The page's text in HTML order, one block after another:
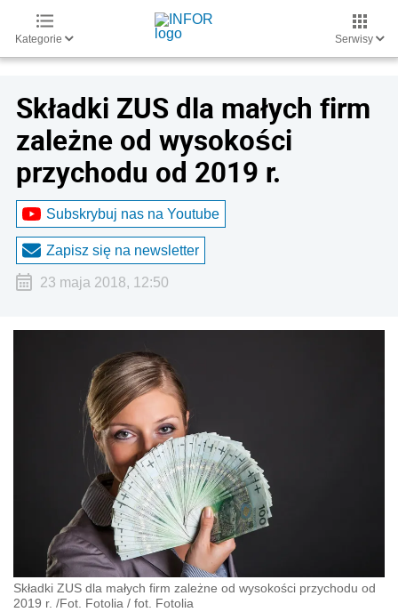
Kategorie Serwisy
Składki ZUS dla małych firm
zależne od wysokości
przychodu od 2019 r.
Subskrybuj nas na Youtube
Zapisz się na newsletter
23 maja 2018, 12:50
Składki ZUS dla małych firm zależne od wysokości przychodu od
2019 r. /Fot. Fotolia / fot. Fotolia